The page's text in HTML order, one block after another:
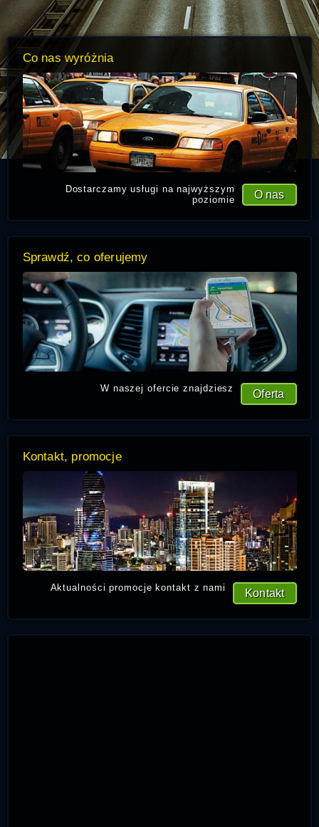
Co nas wyróżnia
O nas
Dostarczamy usługi na najwyższym
poziomie
Sprawdź, co oferujemy
Oferta
W naszej ofercie znajdziesz
Kontakt, promocje
Kontakt
Aktualności promocje kontakt z nami